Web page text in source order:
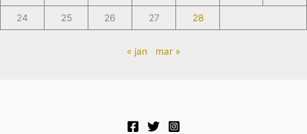
24 25 26 27 28
« jan mar »